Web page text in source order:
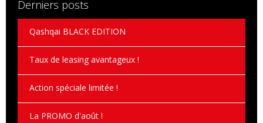
Derniers posts
Qashqai BLACK EDITION
Taux de leasing avantageux !
Action spéciale limitée !
La PROMO d'août !